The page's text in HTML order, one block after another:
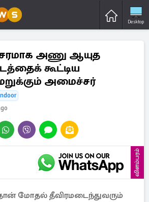
Desktop
அணு ஆயுத
கூட்டிய
அமைச்சர்
விளம்பரம்
மோதல் தீவிரமடைந்துவரும்